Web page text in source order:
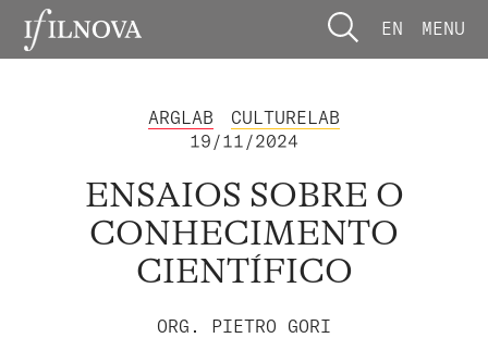
EN MENU
ARGLAB
CULTURELAB
19/11/2024
ENSAIOS SOBRE O
CONHECIMENTO
CIENTÍFICO
ORG. PIETRO GORI